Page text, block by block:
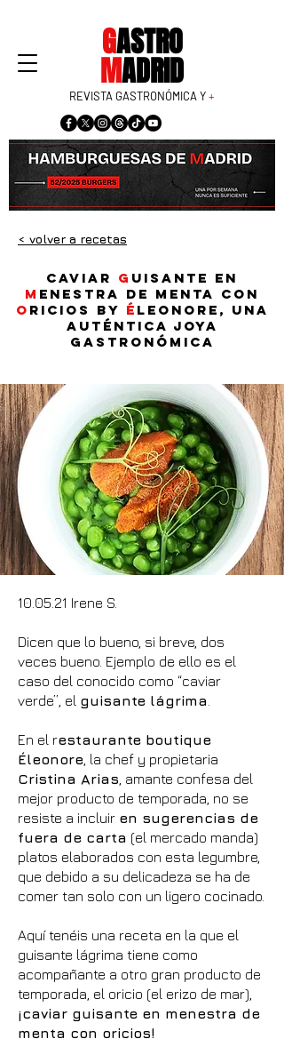
GASTRO
MADRID
REVISTA GASTRONÓMICA Y+
< volver a recetas
Caviar g uisante en
m enestra de menta con
o ricios by É leonore, una
auténtica joya
gastronómica
10.05.21 Irene S.
Dicen que lo bueno, si breve, dos
veces bueno. Ejemplo de ello es el
caso del conocido como “caviar
verde”, el guisante lágrima
En el restaurante boutique
Éleonore , la chef y propietaria
Cristina Arias , amante confesa del
mejor producto de temporada, no se
resiste a incluir en sugerencias de
fuera de carta (el mercado manda)
platos elaborados con esta legumbre,
que debido a su delicadeza se ha de
comer tan solo con un ligero cocinado.
Aquí tenéis una receta en la que el
guisante lágrima tiene como
acompañante a otro gran producto de
temporada, el oricio (el erizo de mar),
¡caviar guisante en menestra de
menta con oricios!